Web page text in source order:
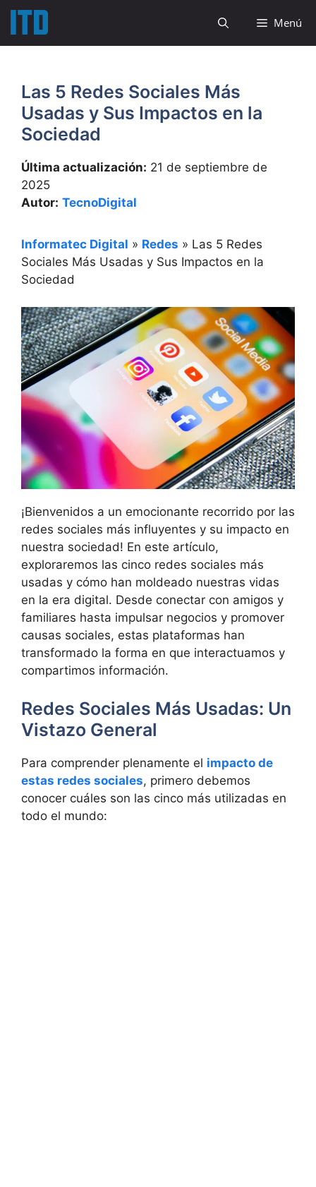
Saltar
contenido
Menú
Las 5 Redes Sociales Más
Usadas y Sus Impactos en la
Sociedad
Última actualización: 21 de septiembre de
2025
Autor: TecnoDigital
Informatec Digital » Redes » Las 5 Redes
Sociales Más Usadas y Sus Impactos en la
Sociedad
¡Bienvenidos a un emocionante recorrido por las
redes sociales más influyentes y su impacto en
nuestra sociedad! En este artículo,
exploraremos las cinco redes sociales más
usadas y cómo han moldeado nuestras vidas
en la era digital. Desde conectar con amigos y
familiares hasta impulsar negocios y promover
causas sociales, estas plataformas han
transformado la forma en que interactuamos y
compartimos información.
Redes Sociales Más Usadas: Un
Vistazo General
Para comprender plenamente el impacto de
estas redes sociales, primero debemos
conocer cuáles son las cinco más utilizadas en
todo el mundo: